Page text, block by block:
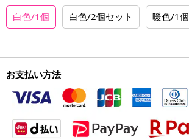
白色/1個 白色/2個セット 暖色/1個
お支払い方法